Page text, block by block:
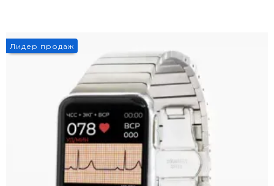
Лидер продаж